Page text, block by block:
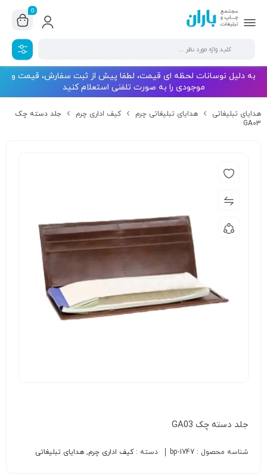
0
به دلیل نوسانات لحظه ای قیمت، لطفا پیش از ثبت سفارش، قیمت و
موجودی را به صورت تلفنی استعلام کنید
هدایای تبلیغاتی هدایای تبلیغاتی چرم کیف اداری چرم
جلد دسته چک
GA03
جلد دسته چک GA03
شناسه محصول : bp-1747 دسته :کیف اداری چرم, هدایای تبلیغاتی